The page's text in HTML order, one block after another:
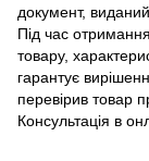
документ,
Під час
товару,
гарантує
перевірив товар
Консультація в